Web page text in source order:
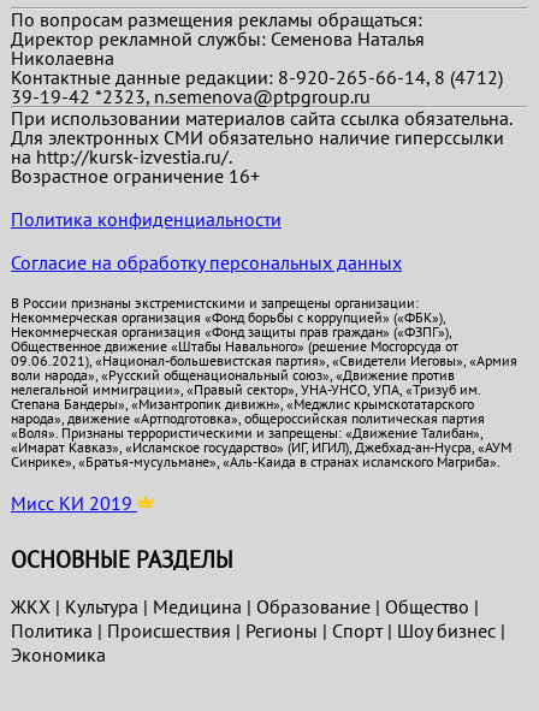
По вопросам размещения рекламы обращаться:
Директор рекламной службы: Семенова Наталья
Николаевна
Контактные данные редакции: 8-920-265-66-14, 8 (4712)
39-19-42 *2323, n.semenova@ptpgroup.ru
При использовании материалов сайта ссылка обязательна.
Для электронных СМИ обязательно наличие гиперссылки
на http://kursk-izvestia.ru/.
Возрастное ограничение 16+
Политика конфиденциальности
Согласие на обработку персональных данных
В России признаны экстремистскими и запрещены организации:
Некоммерческая организация «Фонд борьбы с коррупцией» («ФБК»),
Некоммерческая организация «Фонд защиты прав граждан» («ФЗПГ»),
Общественное движение «Штабы Навального» (решение Мосгорсуда от
09.06.2021), «Национал-большевистская партия», «Свидетели Иеговы», «Армия
воли народа», «Русский общенациональный союз», «Движение против
нелегальной иммиграции», «Правый сектор», УНА-УНСО, УПА, «Тризуб им.
Степана Бандеры», «Мизантропик дивижн», «Меджлис крымскотатарского
народа», движение «Артподготовка», общероссийская политическая партия
«Воля». Признаны террористическими и запрещены: «Движение Талибан»,
«Имарат Кавказ», «Исламское государство» (ИГ, ИГИЛ), Джебхад-ан-Нусра, «АУМ
Синрике», «Братья-мусульмане», «Аль-Каида в странах исламского Магриба».
Мисс КИ 2019
ОСНОВНЫЕ РАЗДЕЛЫ
ЖКХ| Культура | Медицина | Образование| Общество |
Политика | Проиcшествия | Регионы | Спорт| Шоу бизнес|
Экономика